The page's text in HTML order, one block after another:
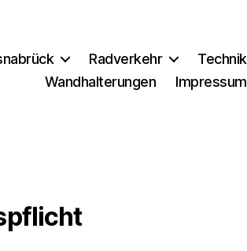
Radverkehr
Technik
Wandhalterungen
Impressum